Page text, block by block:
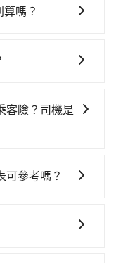
鐵站，叫一輛計
化站前往左營高
) 的目的地。全程
同行，高鐵加轉
大城市的500倍。
每人平均花費約
，最重要的是你
收$3.2，從南投
和可能的每小
的汽車保險與可
有較大的七人座
像在開樂透一
嗎？
，也可考慮打電
可省高達
好臨時叫車，那
原路返回，屏東縣
免當場被坑受
用。此外，我們
提供高品質的包
客險？司機是
，所提供之車輛
參考嗎？
時包車都有，可